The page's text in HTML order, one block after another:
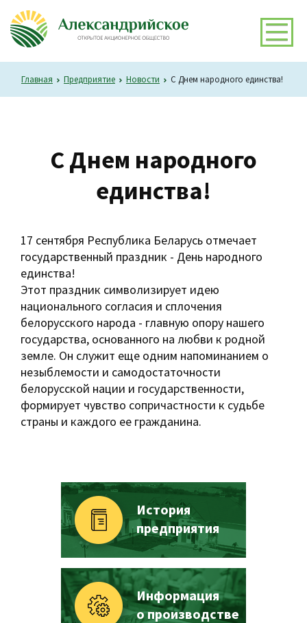
Главная Предприятие Новости С Днем народного единства!
С Днем народного
единства!
17 сентября Республика Беларусь отмечает
государственный праздник - День народного
единства!
Этот праздник символизирует идею
национального согласия и сплочения
белорусского народа - главную опору нашего
государства, основанного на любви к родной
земле. Он служит еще одним напоминанием о
незыблемости и самодостаточности
белорусской нации и государственности,
формирует чувство сопричастности к судьбе
страны и каждого ее гражданина.
История
предприятия
Информация
о производстве